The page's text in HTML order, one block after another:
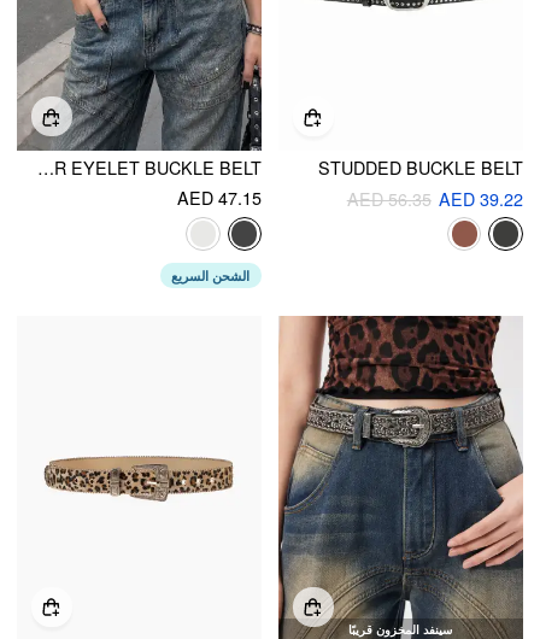
STUDDED BUCKLE BELT
AED 39.22
AED 56.35
STAR EYELET BUCKLE BELT
AED 47.15
الشحن السريع
سينفد المخزون قريبًا